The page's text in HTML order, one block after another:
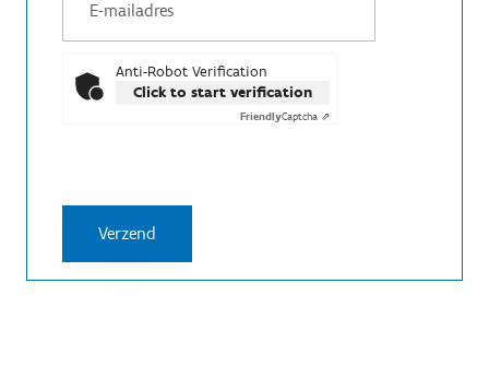
Anti-Robot Verification
Click to start verification
FriendlyCaptcha ⇗